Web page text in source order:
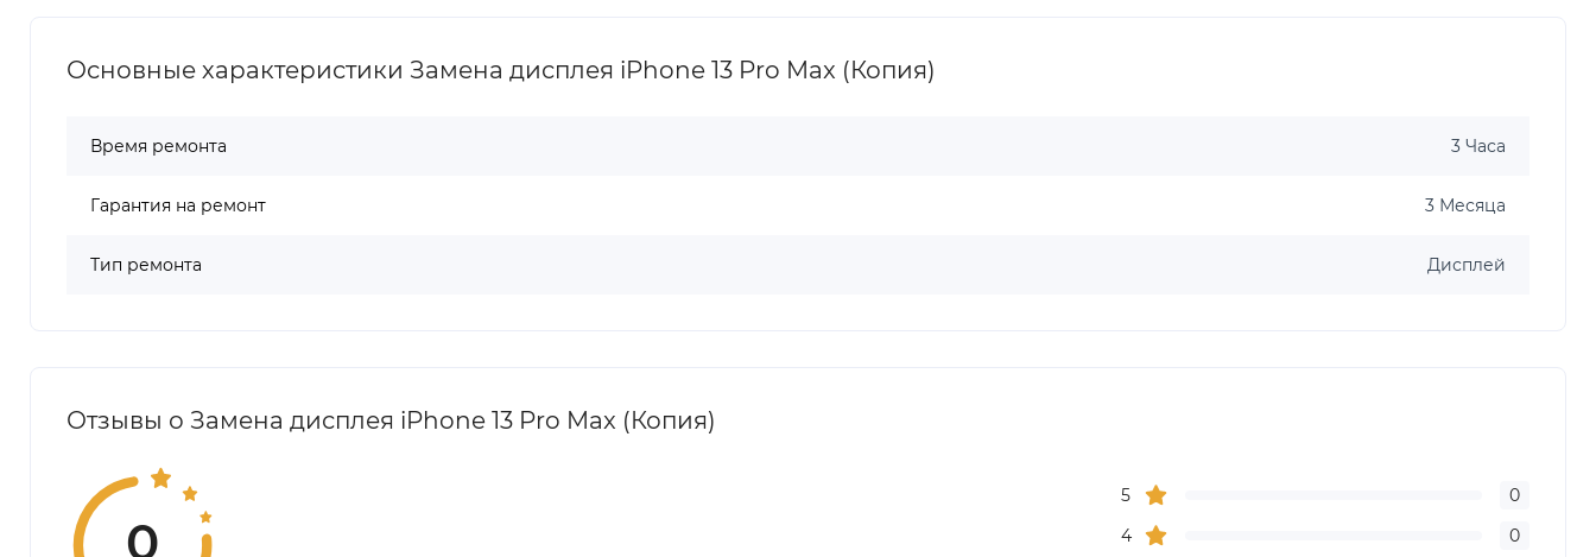
Основные характеристики Замена дисплея iPhone 13 Pro Max (Копия)
Время ремонта 3 Часа
Гарантия на ремонт 3 Месяца
Тип ремонта Дисплей
Отзывы о Замена дисплея iPhone 13 Pro Max (Копия)
0
5
0
4
0